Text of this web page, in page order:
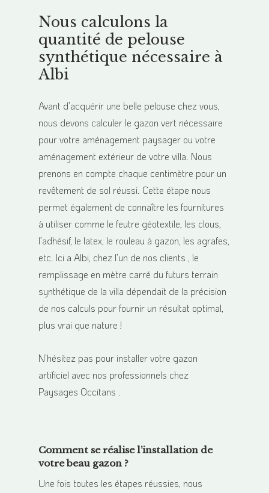
Nous calculons la
quantité de pelouse
synthétique nécessaire à
Albi
Avant d’acquérir une belle pelouse chez vous,
nous devons calculer le gazon vert nécessaire
pour votre aménagement paysager ou votre
aménagement extérieur de votre villa. Nous
prenons en compte chaque centimètre pour un
revêtement de sol réussi. Cette étape nous
permet également de connaître les fournitures
à utiliser comme le feutre géotextile, les clous,
l’adhésif, le latex, le rouleau à gazon, les agrafes,
etc. Ici a Albi, chez l’un de nos clients , le
remplissage en mètre carré du futurs terrain
synthétique de la villa dépendait de la précision
de nos calculs pour fournir un résultat optimal,
plus vrai que nature !
N’hésitez pas pour installer votre gazon
artificiel avec nos professionnels chez
Paysages Occitans .
Comment se réalise l’installation de
votre beau gazon ?
Une fois toutes les étapes réussies, nous